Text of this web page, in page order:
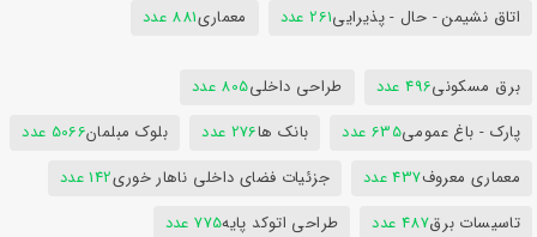
اتاق نشیمن - حال - پذیرایی261 عدد معماری881 عدد
برق مسکونی496 عدد طراحی داخلی805 عدد
پارک - باغ عمومی635 عدد بانک ها276 عدد بلوک مبلمان5066 عدد
معماری معروف437 عدد جزئیات فضای داخلی ناهار خوری142 عدد
تاسیسات برق487 عدد طراحی اتوکد پایه775 عدد